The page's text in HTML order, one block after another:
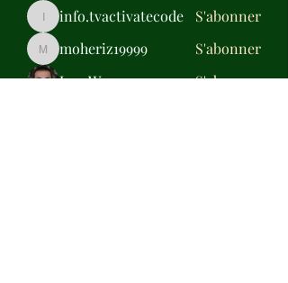
info.tvactivatecode
info.tvactivatecode S'abonner
moheriz19999
moheriz19999
S'abonner
Jose Wages
S'abonner